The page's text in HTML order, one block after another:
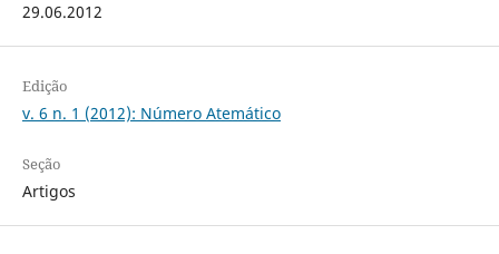
29.06.2012
Edição
v. 6 n. 1 (2012): Número Atemático
Seção
Artigos